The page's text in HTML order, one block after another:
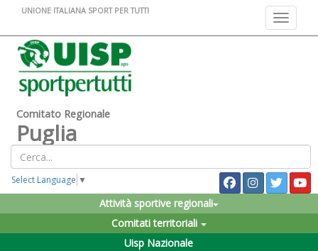
Toggle
UNIONE ITALIANA SPORT PER TUTTI
Comitato Regionale
Puglia
Select Language ▼
Attività sportive regionali
Comitati territoriali
Uisp Nazionale